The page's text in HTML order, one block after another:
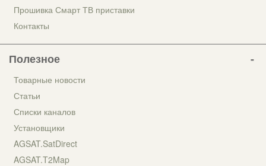
Прошивка Смарт ТВ приставки
Контакты
Полезное
Товарные новости
Статьи
Списки каналов
Установщики
AGSAT.SatDirect
AGSAT.T2Map